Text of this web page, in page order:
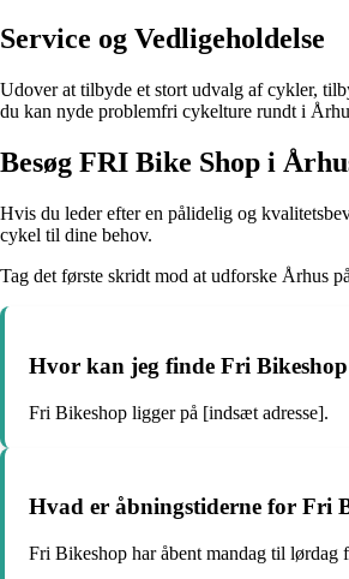
Service og Vedligeholdelse
Udover at tilbyde et stort udvalg af cykler,
du kan nyde problemfri cykelture rundt i
Besøg FRI Bike Shop i
Hvis du leder efter en pålidelig og
cykel til dine behov.
Tag det første skridt mod at udforske Århus
Hvor kan jeg finde Fri
Fri Bikeshop ligger på [indsæt adresse].
Hvad er åbningstiderne for Fri
Fri Bikeshop har åbent mandag til lørdag